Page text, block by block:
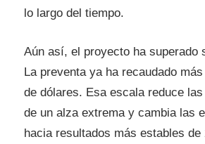
lo largo del tiempo.
Aún así, el proyecto ha superado
La preventa ya ha recaudado
de dólares. Esa escala reduce
de un alza extrema y cambia las
hacia resultados más estables de